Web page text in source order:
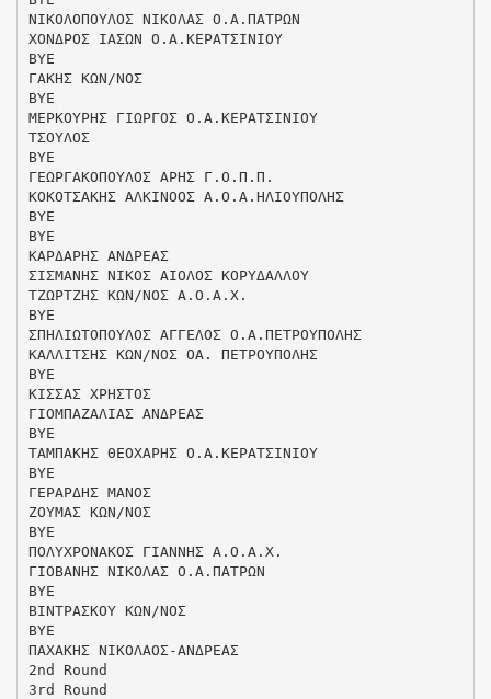
ΝΙΚΟΛΟΠΟΥΛΟΣ ΝΙΚΟΛΑΣ Ο.Α.ΠΑΤΡΩΝ
ΧΟΝΔΡΟΣ ΙΑΣΩΝ Ο.Α.ΚΕΡΑΤΣΙΝΙΟΥ
ΒΥΕ
ΓΑΚΗΣ ΚΩΝ/ΝΟΣ
ΒΥΕ
ΜΕΡΚΟΥΡΗΣ ΓΙΩΡΓΟΣ Ο.Α.ΚΕΡΑΤΣΙΝΙΟΥ
ΤΣΟΥΛΟΣ
ΒΥΕ
ΓΕΩΡΓΑΚΟΠΟΥΛΟΣ ΑΡΗΣ Γ.Ο.Π.Π.
ΚΟΚΟΤΣΑΚΗΣ ΑΛΚΙΝΟΟΣ Α.Ο.Α.ΗΛΙΟΥΠΟΛΗΣ
ΒΥΕ
ΒΥΕ
ΚΑΡΔΑΡΗΣ ΑΝΔΡΕΑΣ
ΣΙΣΜΑΝΗΣ ΝΙΚΟΣ ΑΙΟΛΟΣ ΚΟΡΥΔΑΛΛΟΥ
ΤΖΩΡΤΖΗΣ ΚΩΝ/ΝΟΣ Α.Ο.Α.Χ.
ΒΥΕ
ΣΠΗΛΙΩΤΟΠΟΥΛΟΣ ΑΓΓΕΛΟΣ Ο.Α.ΠΕΤΡΟΥΠΟΛΗΣ
ΚΑΛΛΙΤΣΗΣ ΚΩΝ/ΝΟΣ ΟΑ. ΠΕΤΡΟΥΠΟΛΗΣ
ΒΥΕ
ΚΙΣΣΑΣ ΧΡΗΣΤΟΣ
ΓΙΟΜΠΑΖΑΛΙΑΣ ΑΝΔΡΕΑΣ
ΒΥΕ
ΤΑΜΠΑΚΗΣ ΘΕΟΧΑΡΗΣ Ο.Α.ΚΕΡΑΤΣΙΝΙΟΥ
ΒΥΕ
ΓΕΡΑΡΔΗΣ ΜΑΝΟΣ
ΖΟΥΜΑΣ ΚΩΝ/ΝΟΣ
ΒΥΕ
ΠΟΛΥΧΡΟΝΑΚΟΣ ΓΙΑΝΝΗΣ Α.Ο.Α.Χ.
ΓΙΟΒΑΝΗΣ ΝΙΚΟΛΑΣ Ο.Α.ΠΑΤΡΩΝ
ΒΥΕ
ΒΙΝΤΡΑΣΚΟΥ ΚΩΝ/ΝΟΣ
ΒΥΕ
ΠΑΧΑΚΗΣ ΝΙΚΟΛΑΟΣ-ΑΝΔΡΕΑΣ
2nd Round
3rd Round